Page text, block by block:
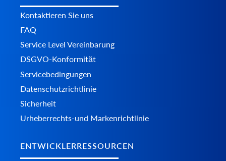
Kontaktieren Sie uns
FAQ
Service Level Vereinbarung
DSGVO-Konformität
Servicebedingungen
Datenschutzrichtlinie
Sicherheit
Urheberrechts-und Markenrichtlinie
ENTWICKLERRESSOURCEN